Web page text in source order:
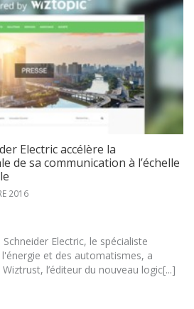
Electric accélère la
de sa communication à l’échelle
2016
Electric, le spécialiste
et des automatismes, a
l’éditeur du nouveau logic[...]